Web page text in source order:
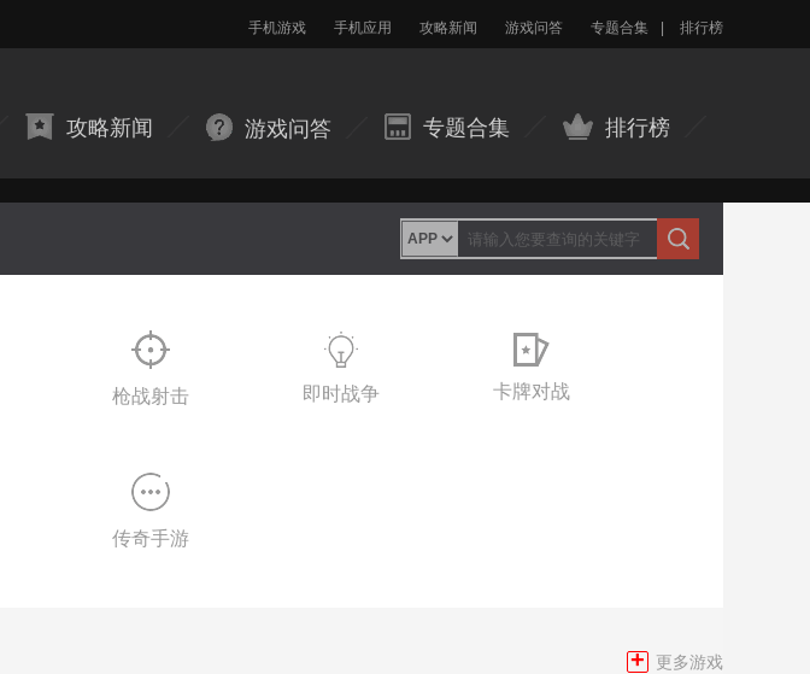
手机游戏 手机应用 攻略新闻 游戏问答 专题合集 排行榜
攻略新闻 游戏问答 专题合集 排行榜
枪战射击 即时战争 卡牌对战
传奇手游
+ 更多游戏